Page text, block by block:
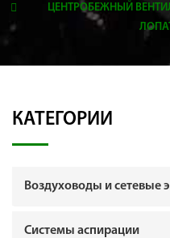
ЦЕНТРОБЕЖНЫЙ
КАТЕГОРИИ
Воздуховоды и сетевые
Системы аспирации